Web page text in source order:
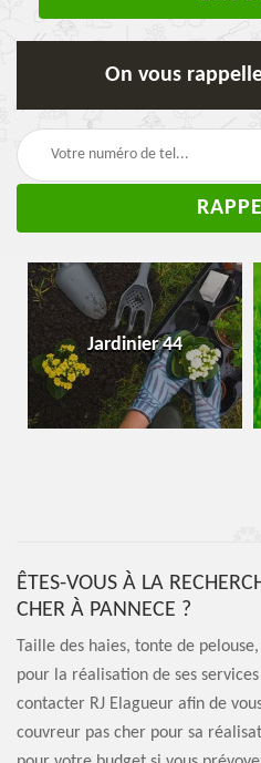
On vous
Jardinier 44
ÊTES-VOUS À LA
CHER À PANNECE ?
Taille des haies, tonte de
pour la réalisation de ses
contacter RJ Elagueur afin de
couvreur pas cher pour sa